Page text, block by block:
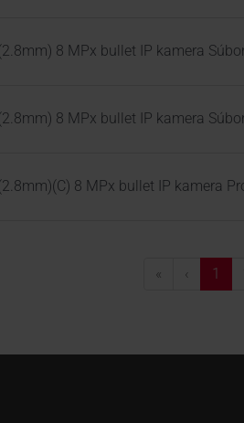
8 MPx bullet IP kamera
8 MPx bullet IP kamera
8 MPx bullet IP kamera
« ‹ 1